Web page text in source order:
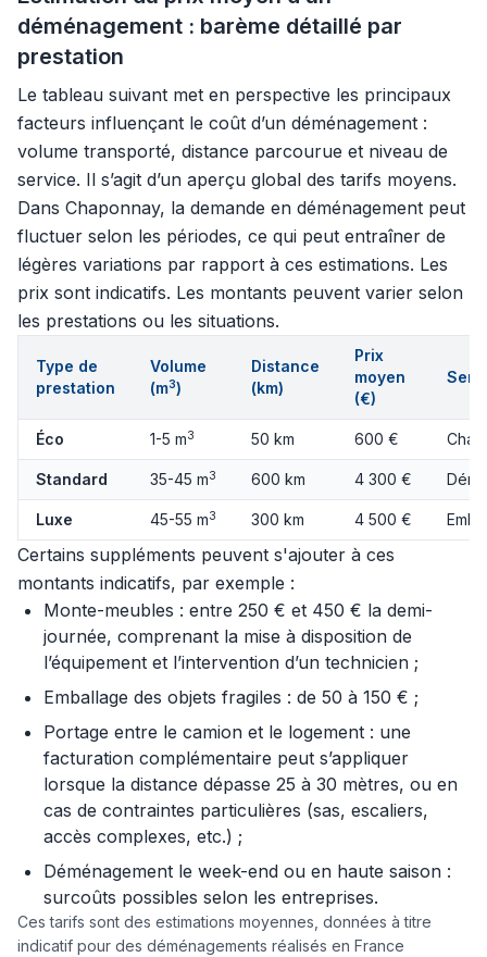
déménagement : barème détaillé par
prestation
Le tableau suivant met en perspective les principaux
facteurs influençant le coût d’un déménagement :
volume transporté, distance parcourue et niveau de
service. Il s’agit d’un aperçu global des tarifs moyens.
Dans Chaponnay, la demande en déménagement peut
fluctuer selon les périodes, ce qui peut entraîner de
légères variations par rapport à ces estimations. Les
prix sont indicatifs. Les montants peuvent varier selon
les prestations ou les situations.
Type de
prestation
Volume
(m3)
Distance
(km)
Prix
moyen
(€)
Éco 1-5 m3 50 km 600 €
Standard 35-45 m3 600 km 4 300 €
Luxe 45-55 m3 300 km 4 500 €
Certains suppléments peuvent s'ajouter à ces
montants indicatifs, par exemple :
Monte-meubles : entre 250 € et 450 € la demi-
journée, comprenant la mise à disposition de
l’équipement et l’intervention d’un technicien ;
Emballage des objets fragiles : de 50 à 150 € ;
Portage entre le camion et le logement : une
facturation complémentaire peut s’appliquer
lorsque la distance dépasse 25 à 30 mètres, ou en
cas de contraintes particulières (sas, escaliers,
accès complexes, etc.) ;
Déménagement le week-end ou en haute saison :
surcoûts possibles selon les entreprises.
Ces tarifs sont des estimations moyennes, données à titre
indicatif pour des déménagements réalisés en France